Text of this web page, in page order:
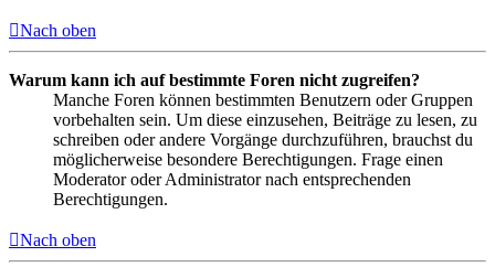
Nach oben
Warum kann ich auf bestimmte Foren nicht zugreifen?
Manche Foren können bestimmten Benutzern oder Gruppen
vorbehalten sein. Um diese einzusehen, Beiträge zu lesen, zu
schreiben oder andere Vorgänge durchzuführen, brauchst du
möglicherweise besondere Berechtigungen. Frage einen
Moderator oder Administrator nach entsprechenden
Berechtigungen.
Nach oben